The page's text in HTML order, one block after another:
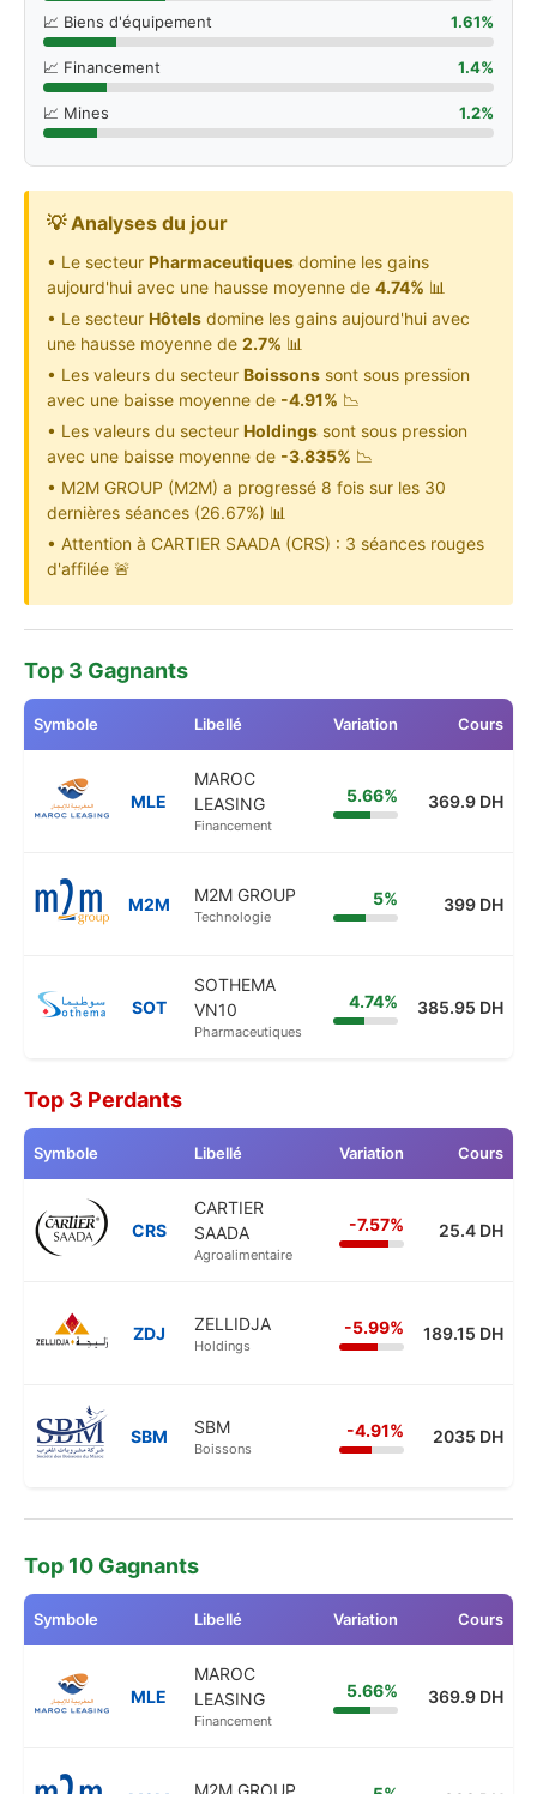
📈 Biens d'équipement 1.61%
📈 Financement 1.4%
📈 Mines 1.2%
💡 Analyses du jour
• Le secteur Pharmaceutiques domine les gains
aujourd'hui avec une hausse moyenne de 4.74% 📊
• Le secteur Hôtels domine les gains aujourd'hui avec
une hausse moyenne de 2.7% 📊
• Les valeurs du secteur Boissons sont sous pression
avec une baisse moyenne de -4.91% 📉
• Les valeurs du secteur Holdings sont sous pression
avec une baisse moyenne de -3.835% 📉
• M2M GROUP (M2M) a progressé 8 fois sur les 30
dernières séances (26.67%) 📊
• Attention à CARTIER SAADA (CRS) : 3 séances rouges
d'affilée 🚨
Top 3 Gagnants
Symbole Libellé Variation Cours
MLE
MAROC
LEASING
Financement
5.66% 369.9 DH
M2M M2M GROUP
Technologie
5% 399 DH
SOT
SOTHEMA
VN10
Pharmaceutiques
4.74% 385.95 DH
Top 3 Perdants
Symbole Libellé Variation Cours
CRS
CARTIER
SAADA
Agroalimentaire
-7.57% 25.4 DH
ZDJ ZELLIDJA
Holdings
-5.99% 189.15 DH
SBM SBM
Boissons
-4.91% 2035 DH
Top 10 Gagnants
Symbole Libellé Variation Cours
MLE
MAROC
LEASING
Financement
5.66% 369.9 DH
M2M GROUP